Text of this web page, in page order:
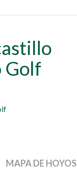
Golf
MAPA DE HOYOS